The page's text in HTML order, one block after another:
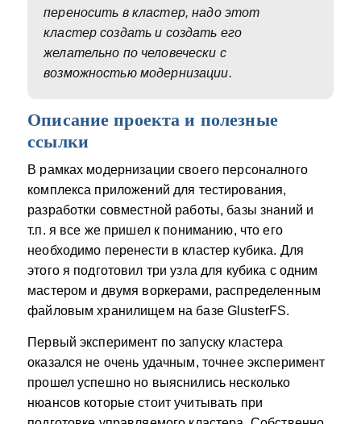
переносить в кластер, надо этот
кластер создать и создать его
желательно по человечески с
возможностью модернизации.
Описание проекта и полезные
ссылки
В рамках модернизации своего персоналного
комплекса приложений для тестирования,
разработки совместной работы, базы знаний и
т.п. я все же пришел к пониманию, что его
необходимо перенести в кластер кубика. Для
этого я подготовил три узла для кубика с одним
мастером и двумя воркерами, распределенным
файловым хранилищем на базе GlusterFS.
Первый эксперимент по запуску кластера
оказался не очень удачным, точнее эксперимент
прошел успешно но выяснились несколько
нюансов которые стоит учитывать при